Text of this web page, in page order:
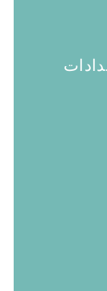
مستقلة (13 إعدادات